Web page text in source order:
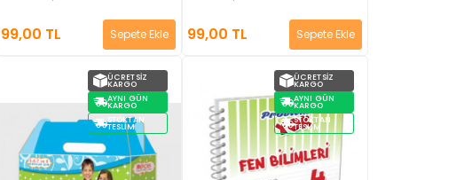
99,00 TL Sepete Ekle 99,00 TL Sepete Ekle
ÜCRETSIZ
KARGO
AYNI GÜN
KARGO
STOKTAN
TESLIM
ÜCRETSIZ
KARGO
AYNI GÜN
KARGO
STOKTAN
TESLIM